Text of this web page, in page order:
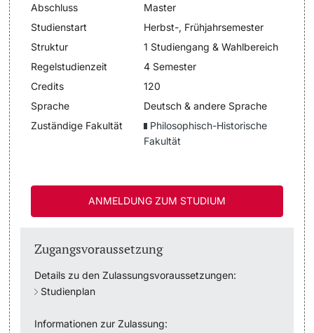
weitere Informationen
Dozierende
Belegen
Rückmelden
Termine & Fristen
Dokumente und Verifikation
Campus Stories
Abschluss
Master
Studienstart
Herbst-, Frühjahrsemester
Struktur
1 Studiengang & Wahlbereich
Regelstudienzeit
4 Semester
Credits
120
Sprache
Deutsch & andere Sprache
Zuständige Fakultät
Philosophisch-Historische
Fakultät
ANMELDUNG ZUM STUDIUM
Zugangsvoraussetzung
Details zu den Zulassungsvoraussetzungen:
Studienplan
Informationen zur Zulassung: